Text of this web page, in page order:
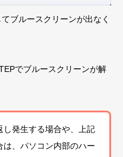
ブルースクリーンが出なく
でブルースクリーンが解
し発生する場合や、上記
、パソコン内部のハー